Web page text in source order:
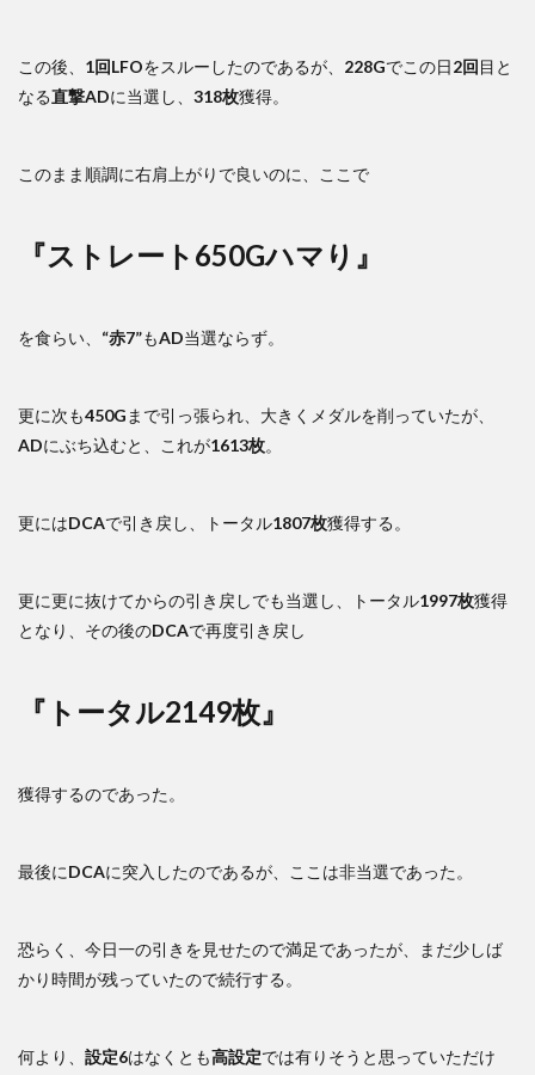
この後、 1回LFOをスルーしたのであるが、 228Gでこの日2回目と
なる直撃ADに当選し、 318枚獲得。
このまま順調に右肩上がりで良いのに、ここで
『ストレート650Gハマり』
を食らい、 “赤7”もAD当選ならず。
更に次も450G まで引っ張られ、大きくメダルを削っていたが、
ADにぶち込むと、これが1613枚。
更にはDCAで引き戻し、トータル1807枚獲得する。
更に更に抜けてからの引き戻しでも当選し、トータル1997枚獲得
となり、その後のDCAで再度引き戻し
『トータル2149枚』
獲得するのであった。
最後にDCAに突入したのであるが、ここは非当選であった。
恐らく、今日一の引きを見せたので満足であったが、まだ少しば
かり時間が残っていたので続行する。
何より、 設定6はなくとも高設定では有りそうと思っていただけ